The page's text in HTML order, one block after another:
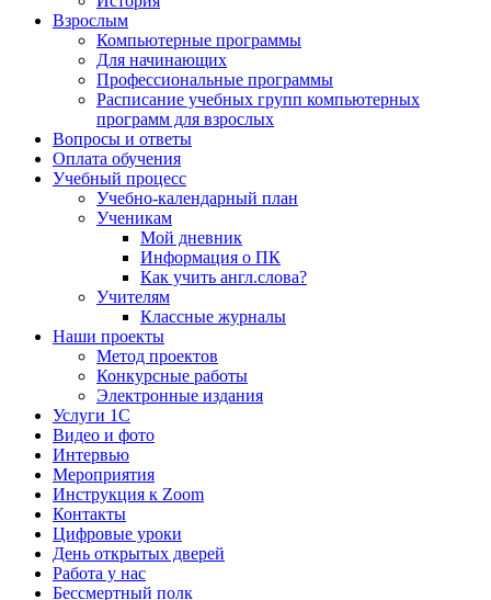
Взрослым
Компьютерные программы
Для начинающих
Профессиональные программы
Расписание учебных групп компьютерных
программ для взрослых
Вопросы и ответы
Оплата обучения
Учебный процесс
Учебно-календарный план
Ученикам
Мой дневник
Информация о ПК
Как учить англ.слова?
Учителям
Классные журналы
Наши проекты
Метод проектов
Конкурсные работы
Электронные издания
Услуги 1C
Видео и фото
Интервью
Мероприятия
Инструкция к Zoom
Контакты
Цифровые уроки
День открытых дверей
Работа у нас
Бессмертный полк